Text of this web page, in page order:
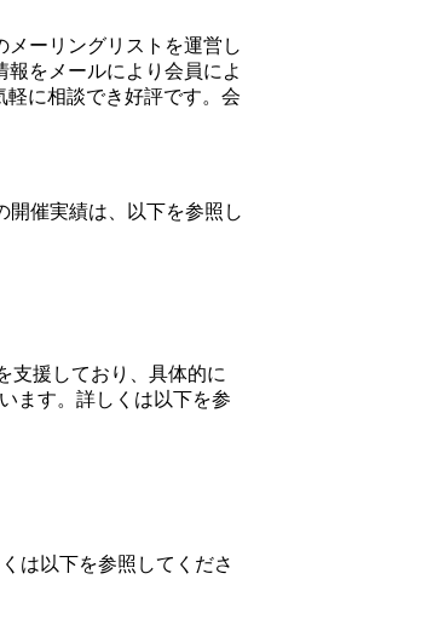
メーリングリストを運営し
報をメールにより会員によ
に相談でき好評です。会
開催実績は、以下を参照し
支援しており、具体的に
ます。 詳しくは以下を参
は以下を参照してくださ